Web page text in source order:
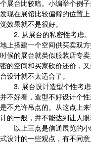
个展台比较暗。小编举个例
发现在展馆比较偏僻的位置
觉效果就不是很好。
2. 从展台的私密性考虑。
地上搭建一个空间供买卖双
时候的展台就类似服装店专
密的空间和买家砍价还价，
台设计就不太适合了。
3. 展台设计造型个性考虑
并不好看，造型不好设计个
是不允许吊点的。从这点上
计的一般，并不能达到让人眼
以上三点是信通展览的小
式设计的一些观点，有不同意